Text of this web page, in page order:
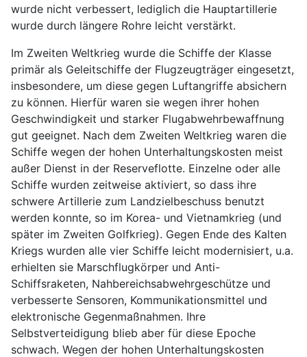
wurde nicht verbessert, lediglich die Hauptartillerie
wurde durch längere Rohre leicht verstärkt.
Im Zweiten Weltkrieg wurde die Schiffe der Klasse
primär als Geleitschiffe der Flugzeugträger eingesetzt,
insbesondere, um diese gegen Luftangriffe absichern
zu können. Hierfür waren sie wegen ihrer hohen
Geschwindigkeit und starker Flugabwehrbewaffnung
gut geeignet. Nach dem Zweiten Weltkrieg waren die
Schiffe wegen der hohen Unterhaltungskosten meist
außer Dienst in der Reserveflotte. Einzelne oder alle
Schiffe wurden zeitweise aktiviert, so dass ihre
schwere Artillerie zum Landzielbeschuss benutzt
werden konnte, so im Korea- und Vietnamkrieg (und
später im Zweiten Golfkrieg). Gegen Ende des Kalten
Kriegs wurden alle vier Schiffe leicht modernisiert, u.a.
erhielten sie Marschflugkörper und Anti-
Schiffsraketen, Nahbereichsabwehrgeschütze und
verbesserte Sensoren, Kommunikationsmittel und
elektronische Gegenmaßnahmen. Ihre
Selbstverteidigung blieb aber für diese Epoche
schwach. Wegen der hohen Unterhaltungskosten